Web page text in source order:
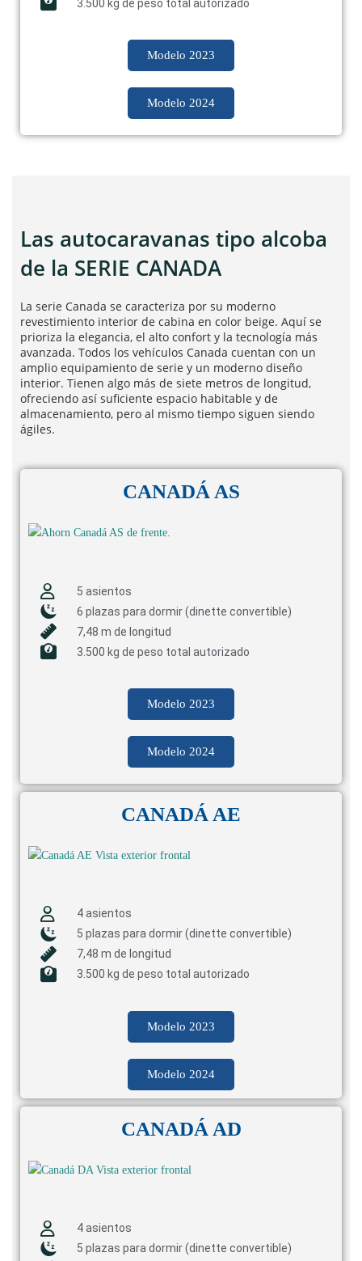
3.500 kg de peso total autorizado
Modelo 2023
Modelo 2024
Las autocaravanas tipo alcoba
de la SERIE CANADA
La serie Canada se caracteriza por su moderno
revestimiento interior de cabina en color beige. Aquí se
prioriza la elegancia, el alto confort y la tecnología más
avanzada. Todos los vehículos Canada cuentan con un
amplio equipamiento de serie y un moderno diseño
interior. Tienen algo más de siete metros de longitud,
ofreciendo así suficiente espacio habitable y de
almacenamiento, pero al mismo tiempo siguen siendo
ágiles.
CANADÁ AS
5 asientos
6 plazas para dormir (dinette convertible)
7,48 m de longitud
3.500 kg de peso total autorizado
Modelo 2023
Modelo 2024
CANADÁ AE
4 asientos
5 plazas para dormir (dinette convertible)
7,48 m de longitud
3.500 kg de peso total autorizado
Modelo 2023
Modelo 2024
CANADÁ AD
4 asientos
5 plazas para dormir (dinette convertible)